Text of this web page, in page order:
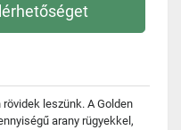
leszünk. A Golden
arany rügyekkel,